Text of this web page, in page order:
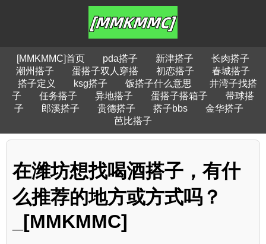
[MMKMMC]首页 pda搭子 新津搭子
长肉搭子
潮州搭子
蛋搭子双人穿搭 初恋搭子
春城搭子
搭子定义
ksg搭子 饭搭子什么意思
井湾子找搭
子
任务搭子 异地搭子 蛋搭子搭箱子
带球搭
子
郎溪搭子 贵德搭子 搭子bbs
金华搭子
芭比搭子
在潍坊想找喝酒搭子，有什
么推荐的地方或方式吗？
_[MMKMMC]